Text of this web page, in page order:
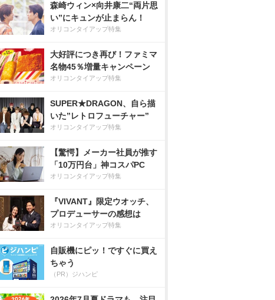
森崎ウィン×向井康二“両片思
い”にキュンが止まらん！
オリコンタイアップ特集
大好評につき再び！ファミマ
名物45％増量キャンペーン
オリコンタイアップ特集
SUPER★DRAGON、自ら描
いた”レトロフューチャー”
オリコンタイアップ特集
【驚愕】メーカー社員が推す
「10万円台」神コスパPC
オリコンタイアップ特集
『VIVANT』限定ウオッチ、
プロデューサーの感想は
オリコンタイアップ特集
自販機にピッ！ですぐに買え
ちゃう
（PR）ジハンピ